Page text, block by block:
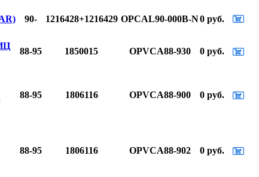
90- 1216428+1216429 OPCAL90-000B-N0 руб.
88-95 1850015 OPVCA88-930 0 руб.
88-95 1806116 OPVCA88-900 0 руб.
88-95 1806116 OPVCA88-902 0 руб.